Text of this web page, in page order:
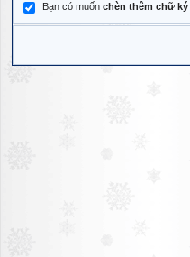
Bạn có muốn chèn thêm chữ ký